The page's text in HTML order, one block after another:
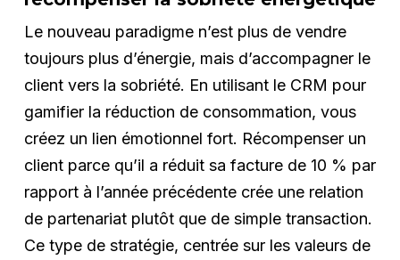
Le nouveau paradigme n’est plus de vendre
toujours plus d’énergie, mais d’accompagner le
client vers la sobriété. En utilisant le CRM pour
gamifier la réduction de consommation, vous
créez un lien émotionnel fort. Récompenser un
client parce qu’il a réduit sa facture de 10 % par
rapport à l’année précédente crée une relation
de partenariat plutôt que de simple transaction.
Ce type de stratégie, centrée sur les valeurs de